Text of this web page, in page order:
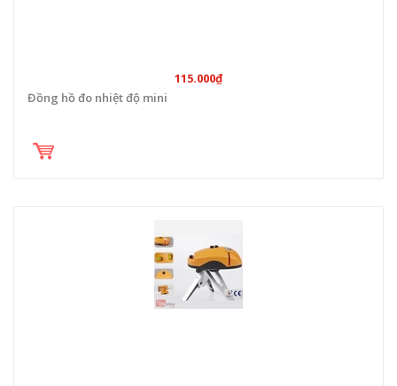
115.000₫
Đồng hồ đo nhiệt độ mini